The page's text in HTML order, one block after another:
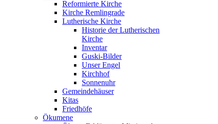
Reformierte Kirche
Kirche Remlingrade
Lutherische Kirche
Historie der Lutherischen
Kirche
Inventar
Guski-Bilder
Unser Engel
Kirchhof
Sonnenuhr
Gemeindehäuser
Kitas
Friedhöfe
Ökumene